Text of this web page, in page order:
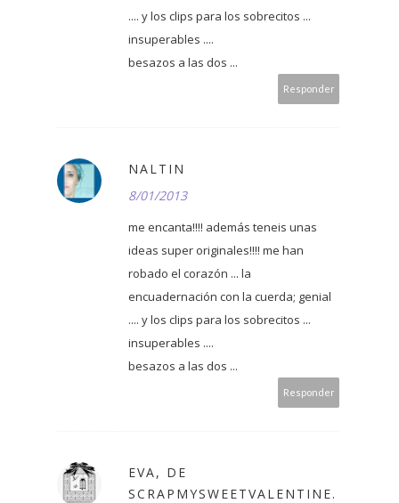
.... y los clips para los sobrecitos ...
insuperables ....
besazos a las dos ...
Responder
NALTIN
8/01/2013
me encanta!!!! además teneis unas
ideas super originales!!!! me han
robado el corazón ... la
encuadernación con la cuerda; genial
.... y los clips para los sobrecitos ...
insuperables ....
besazos a las dos ...
Responder
EVA, DE
SCRAPMYSWEETVALENTINE.